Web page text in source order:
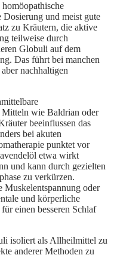
und meist gute
zu Kräutern, die aktive
teilweise durch
Globuli auf dem
Das führt bei manchen
nachhaltigen
wie Baldrian oder
beeinflussen das
bei akuten
punktet vor
etwa wirkt
und kann durch gezielten
zu verkürzen.
Muskelentspannung oder
und körperliche
einen besseren Schlaf
isoliert als Allheilmittel zu
anderer Methoden zu